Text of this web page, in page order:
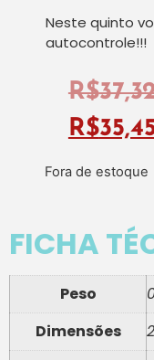
Neste quinto
autocontrole!!!
R$
R$
Fora de estoque
FICHA
Peso
Dimensões